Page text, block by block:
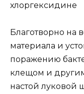
Благотворно на
материала и
поражению
клещом и
настой луковой